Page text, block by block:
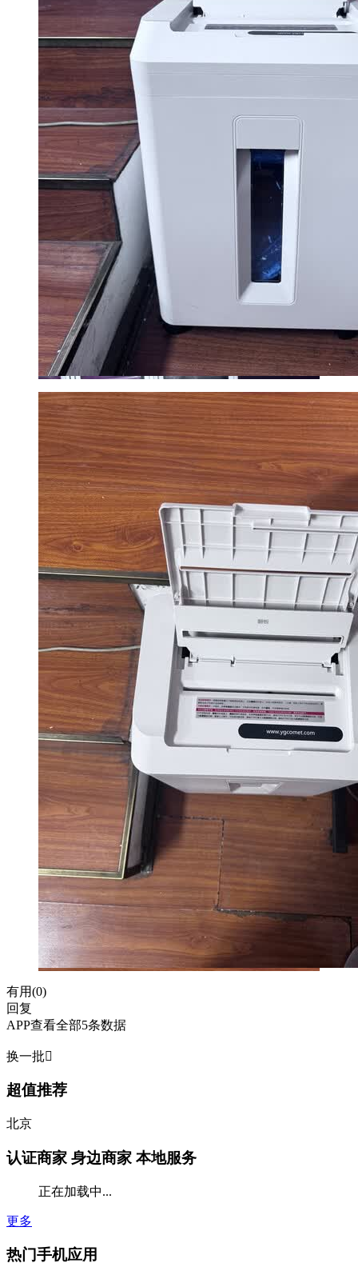
有用(0)
回复
APP查看全部5条数据
换一批
超值推荐
北京
认证商家 身边商家 本地服务
正在加载中...
更多
热门手机应用